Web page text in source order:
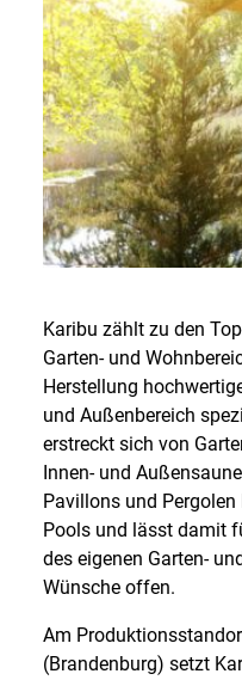
Karibu zählt zu den
Garten- und
Herstellung
und Außenbereich
erstreckt sich von
Innen- und
Pavillons und
Pools und lässt damit
des eigenen Garten-
Wünsche offen.
Am
(Brandenburg) setzt